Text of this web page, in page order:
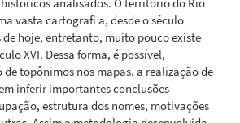
vasta cartografi a, desde o século
de hoje, entretanto, muito pouco existe
XVI. Dessa forma, é possível,
topônimos nos mapas, a realização de
inferir importantes conclusões
estrutura dos nomes, motivações